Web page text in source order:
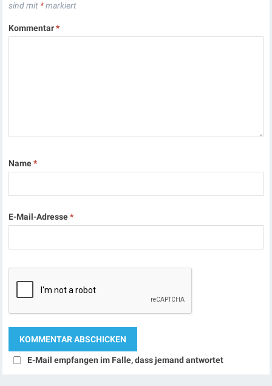
sind mit *markiert
Kommentar*
Name*
E-Mail-Adresse*
E-Mail empfangen im Falle, dass jemand antwortet